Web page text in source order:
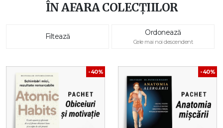
ÎN AFARA COLECȚIILOR
Filtează Ordonează
Cele mai noi descendent
-40% -40%